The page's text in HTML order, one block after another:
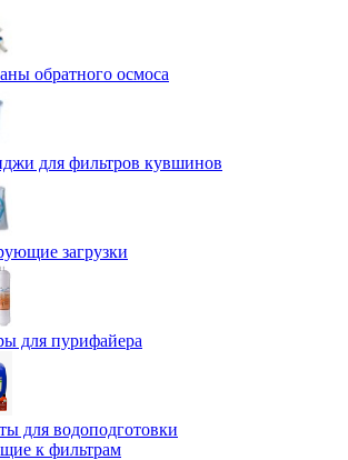
обратного осмоса
для фильтров кувшинов
загрузки
для пурифайера
для водоподготовки
к фильтрам